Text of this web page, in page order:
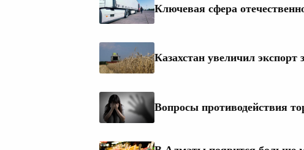
Ключевая сфера
Казахстан увеличил экспорт
Вопросы противодействия